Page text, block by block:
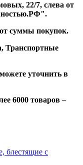
22/7, слева от
суммы покупок.
Транспортные
уточнить в
6000 товаров –